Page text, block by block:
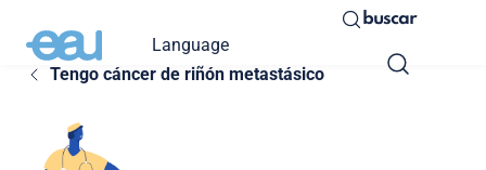
Language
buscar
Tengo cáncer de riñón metastásico